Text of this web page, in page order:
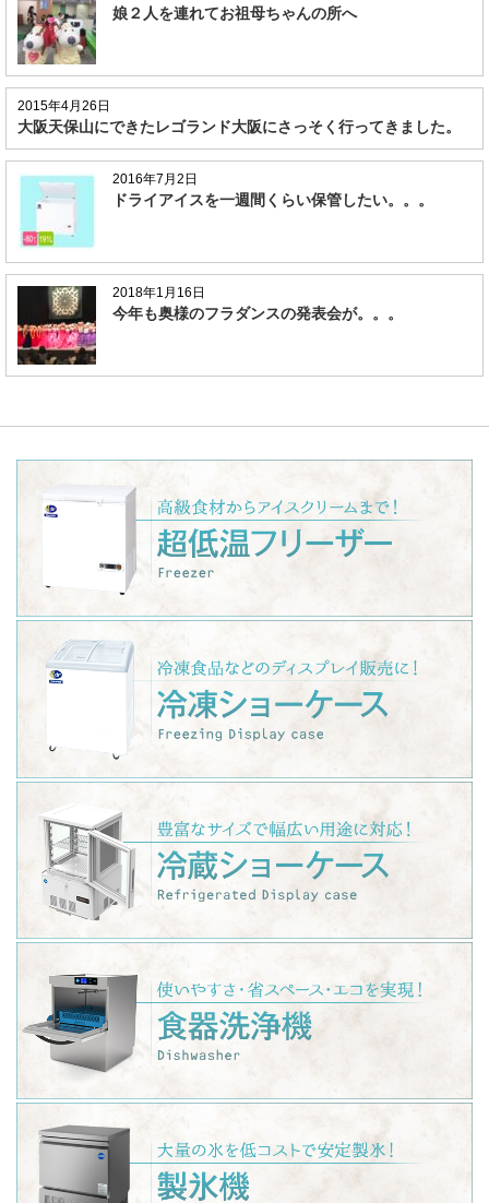
娘２人を連れてお祖母ちゃんの所へ
2015年4月26日
大阪天保山にできたレゴランド大阪にさっそく行ってきました。
2016年7月2日
ドライアイスを一週間くらい保管したい。。。
2018年1月16日
今年も奥様のフラダンスの発表会が。。。